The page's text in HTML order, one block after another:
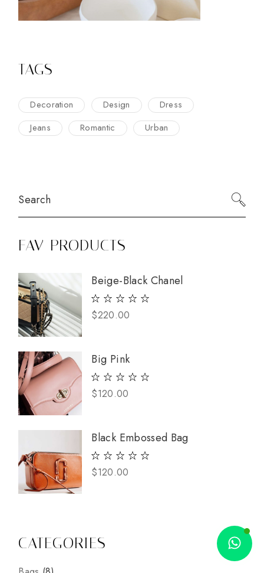
TAGS
Decoration Design
Dress
Jeans
Romantic Urban
FAV PRODUCTS
Beige-Black Chanel
$220.00
Big Pink
$120.00
Black Embossed Bag
$120.00
CATEGORIES
8